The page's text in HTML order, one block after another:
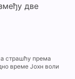
две
страшћу према
време Јохн воли